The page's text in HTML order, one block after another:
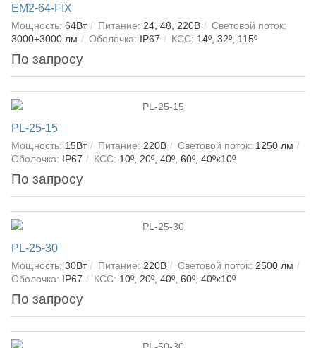
EM2-64-FIX
Мощность: 64Вт Питание: 24, 48, 220В
Световой поток:
3000+3000 лм
Оболочка: IP67 КСС: 14º, 32º, 115º
По запросу
PL-25-15
Мощность: 15Вт Питание: 220В Световой поток: 1250 лм
Оболочка: IP67 КСС: 10º, 20º, 40º, 60º, 40ºх10º
По запросу
PL-25-30
Мощность: 30Вт Питание: 220В Световой поток: 2500 лм
Оболочка: IP67 КСС: 10º, 20º, 40º, 60º, 40ºх10º
По запросу